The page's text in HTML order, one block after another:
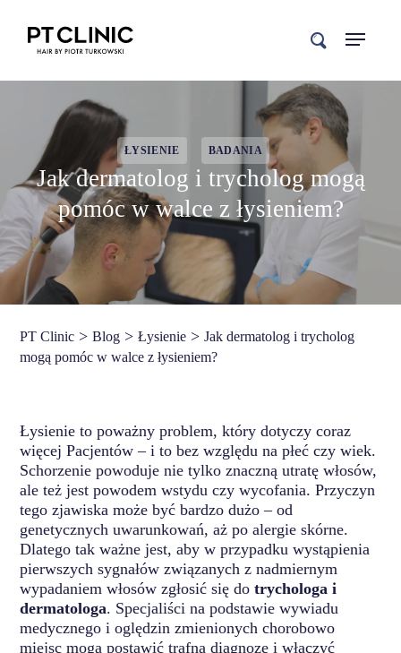
search
ŁYSIENIE BADANIA
Jak dermatolog i trycholog mogą
pomóc w walce z łysieniem?
PT Clinic >Blog >Łysienie >Jak dermatolog i trycholog
mogą pomóc w walce z łysieniem?
Łysienie to poważny problem, który dotyczy coraz
więcej Pacjentów – i to bez względu na płeć czy wiek.
Schorzenie powoduje nie tylko znaczną utratę włosów,
ale też jest powodem wstydu czy wycofania. Przyczyn
tego zjawiska może być bardzo dużo – od
genetycznych uwarunkowań, aż po alergie skórne.
Dlatego tak ważne jest, aby w przypadku wystąpienia
pierwszych sygnałów związanych z nadmiernym
wypadaniem włosów zgłosić się do trychologa i
dermatologa. Specjaliści na podstawie wywiadu
medycznego i oględzin zmienionych chorobowo
miejsc mogą postawić trafną diagnozę i włączyć